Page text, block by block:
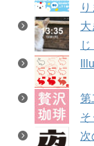
大
第
そ
次